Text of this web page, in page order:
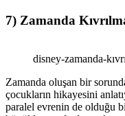
7) Zamanda
disney-zamanda-
Zamanda oluşan bir
çocukların hikayesini
paralel evrenin de olduğu